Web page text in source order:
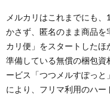
メルカリはこれまでにも
かさず、匿名のまま商品
カリ便」をスタートした
準備している無償の梱包
ービス「つつメルすぽっ
により、フリマ利用のハー